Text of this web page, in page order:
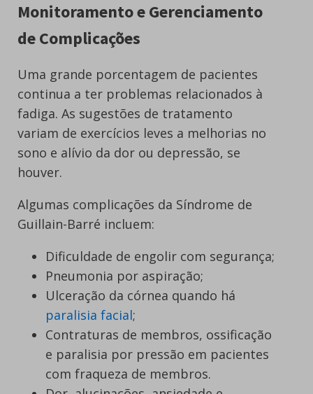
Monitoramento e Gerenciamento
de Complicações
Uma grande porcentagem de pacientes
continua a ter problemas relacionados à
fadiga. As sugestões de tratamento
variam de exercícios leves a melhorias no
sono e alívio da dor ou depressão, se
houver.
Algumas complicações da Síndrome de
Guillain-Barré incluem:
Dificuldade de engolir com segurança;
Pneumonia por aspiração;
Ulceração da córnea quando há
paralisia facial;
Contraturas de membros, ossificação
e paralisia por pressão em pacientes
com fraqueza de membros.